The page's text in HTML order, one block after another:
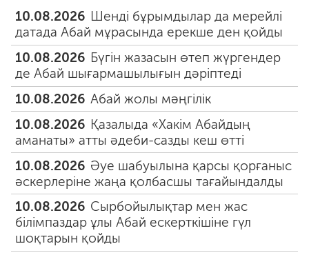
10.08.2026 Шенді бұрымдылар да мерейлі
датада Абай мұрасында ерекше ден қойды
10.08.2026 Бүгін жазасын өтеп жүргендер
де Абай шығармашылығын дәріптеді
10.08.2026 Абай жолы мәңгілік
10.08.2026 Қазалыда «Хакім Абайдың
аманаты» атты әдеби-сазды кеш өтті
10.08.2026 Әуе шабуылына қарсы қорғаныс
әскерлеріне жаңа қолбасшы тағайындалды
10.08.2026 Сырбойылықтар мен жас
білімпаздар ұлы Абай ескерткішіне гүл
шоқтарын қойды